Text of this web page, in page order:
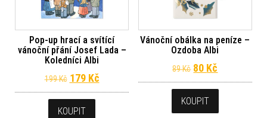
Pop-up hrací a svítící
vánoční přání Josef Lada –
Koledníci Albi
199Kč Původní cena byla: 199 Kč.
179 KčAktuální cena je: 179 Kč.
KOUPIT
Vánoční obálka na peníze –
Ozdoba Albi
89Kč Původní cena
80 Kč
KOUPIT